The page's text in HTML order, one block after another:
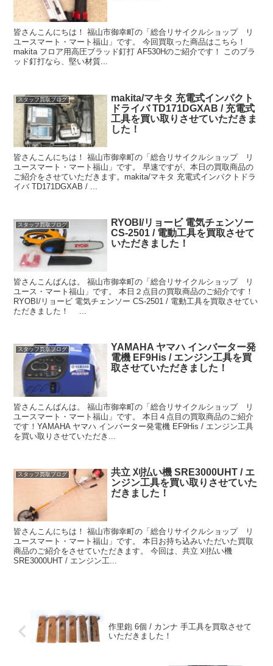
皆さんこんにちは！ 福山市御幸町の「総合リサイクルショップ リ
ユースマート・マート福山」です。 今回買取った商品はこちら！
makita フロア用高圧ブラッド釘打 AF530Hのご紹介です！ このブラ
ッド釘打なら、堅い材質...
スタッフ買取ブログ
makita/マキタ 充電式インパクト
ドライバ TD171DGXAB / 充電式
工具を買い取りさせていただきま
した！
皆さんこんにちは！ 福山市御幸町の「総合リサイクルショップ リ
ユースマート・マート福山」です。 早速ですが、本日の買取商品の
ご紹介をさせていただきます。makita/マキタ 充電式インパクトドラ
イバ TD171DGXAB / ...
スタッフ買取ブログ
RYOBI/リョービ 電気チェンソー
CS-2501 / 電動工具を買取させて
いただきました！
皆さんこんばんは。 福山市御幸町の「総合リサイクルショップ リ
ユース・マート福山」です。 本日２点目の買取商品のご紹介です！
RYOBI/リョービ 電気チェンソー CS-2501 / 電動工具を買取させてい
ただきました！ ...
スタッフ買取ブログ
YAMAHA ヤマハ インバーター発
電機 EF9His / エンジン工具を買
取させていただきました！
皆さんこんばんは。 福山市御幸町の「総合リサイクルショップ リ
ユースマート・マート福山」です。 本日４点目の買取商品のご紹介
です！YAMAHA ヤマハ インバーター発電機 EF9His / エンジン工具
を買い取りさせていただき...
スタッフ買取ブログ
共立 刈払い機 SRE3000UHT / エ
ンジン工具を買い取りさせていた
だきました！
皆さんこんにちは！ 福山市御幸町の「総合リサイクルショップ リ
ユースマート・マート福山」です。 本日お持ち込みいただいた買取
商品のご紹介をさせていただきます。 今回は、共立 刈払い機
SRE3000UHT / エンジン工...
作里鉋 6個 / カンナ 手工具を買取させて
いただきました！